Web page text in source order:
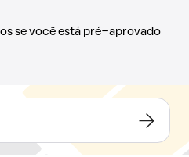
se você está pré-aprovado